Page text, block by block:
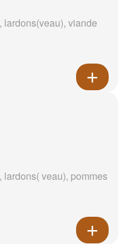
lardons(veau), viande
lardons( veau), pommes